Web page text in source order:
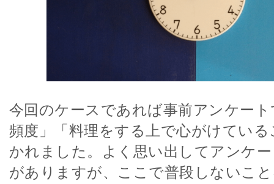
今回のケースであれば事前アンケー
頻度」「料理をする上で心がけてい
かれました。よく思い出してアンケ
がありますが、ここで普段しないこ